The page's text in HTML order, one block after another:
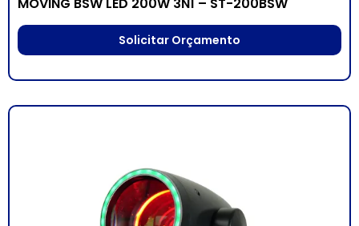
MOVING BSW LED 200W 3N1 – ST-200BSW
Solicitar Orçamento